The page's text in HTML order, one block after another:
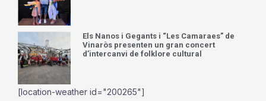
Els Nanos i Gegants i “Les Camaraes” de
Vinaròs presenten un gran concert
d’intercanvi de folklore cultural
[location-weather id="200265"]